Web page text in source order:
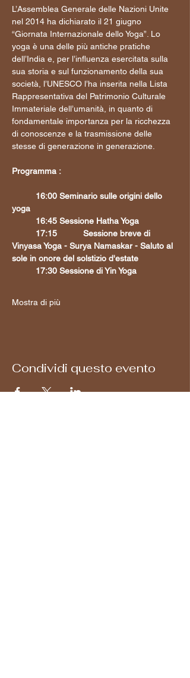
L’Assemblea Generale delle Nazioni Unite
nel 2014 ha dichiarato il 21 giugno
“Giornata Internazionale dello Yoga”. Lo
yoga è una delle più antiche pratiche
dell’India e, per l’influenza esercitata sulla
sua storia e sul funzionamento della sua
società, l’UNESCO l’ha inserita nella Lista
Rappresentativa del Patrimonio Culturale
Immateriale dell’umanità, in quanto di
fondamentale importanza per la ricchezza
di conoscenze e la trasmissione delle
stesse di generazione in generazione.
Programma :
yoga
	16:45	Sessione Hatha Yoga
Vinyasa Yoga - Surya Namaskar - Saluto al
sole in onore del solstizio d'estate
	17:30	Sessione di Yin Yoga
Mostra di più
Condividi questo evento